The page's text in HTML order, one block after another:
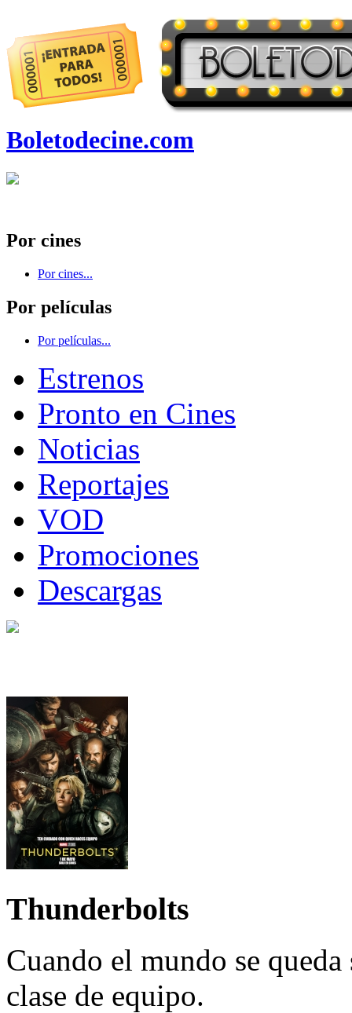
Boletodecine.com
Por cines
Por cines...
Por películas
Por películas...
Estrenos
Pronto en Cines
Noticias
Reportajes
VOD
Promociones
Descargas
Thunderbolts
Cuando el mundo se
clase de equipo.